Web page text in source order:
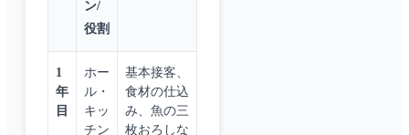
ン/
役割
1
年
目
ホー
ル・
キッ
チン
基本接客、
食材の仕込
み、魚の三
枚おろしな